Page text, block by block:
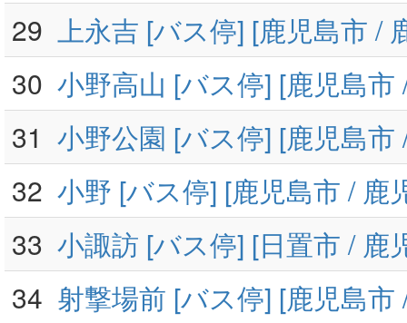
29 上永吉 [バス停] [鹿児島市 /
30 小野高山 [バス停] [鹿児島市
31 小野公園 [バス停] [鹿児島市
32 小野 [バス停] [鹿児島市 / 鹿
33 小諏訪 [バス停] [日置市 / 鹿
34 射撃場前 [バス停] [鹿児島市